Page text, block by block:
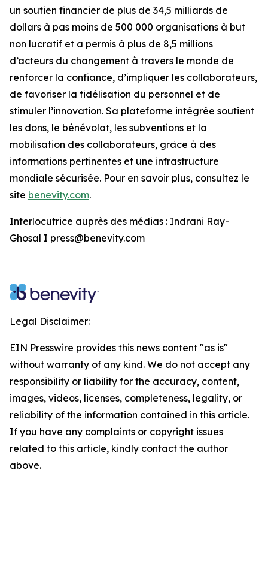
un soutien financier de plus de 34,5 milliards de
dollars à pas moins de 500 000 organisations à but
non lucratif et a permis à plus de 8,5 millions
d’acteurs du changement à travers le monde de
renforcer la confiance, d’impliquer les collaborateurs,
de favoriser la fidélisation du personnel et de
stimuler l’innovation. Sa plateforme intégrée soutient
les dons, le bénévolat, les subventions et la
mobilisation des collaborateurs, grâce à des
informations pertinentes et une infrastructure
mondiale sécurisée. Pour en savoir plus, consultez le
site benevity.com.
Interlocutrice auprès des médias : Indrani Ray-
Ghosal I press@benevity.com
Legal Disclaimer:
EIN Presswire provides this news content "as is"
without warranty of any kind. We do not accept any
responsibility or liability for the accuracy, content,
images, videos, licenses, completeness, legality, or
reliability of the information contained in this article.
If you have any complaints or copyright issues
related to this article, kindly contact the author
above.